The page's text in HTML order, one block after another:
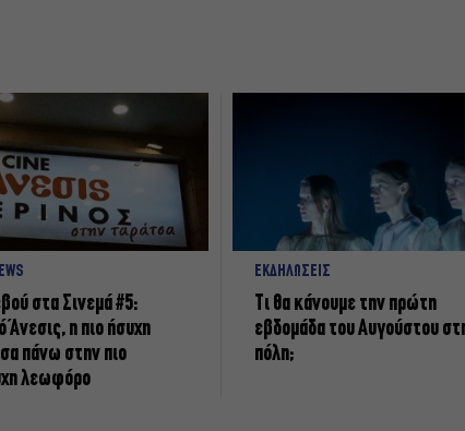
στα Σινεμά #5:
Άνεσις, η πιο ήσυχη
πάνω στην πιο
λεωφόρο
ΕΚΔΗΛΩΣΕΙΣ
Τι θα κάνουμε την πρώτη
εβδομάδα του Αυγούστου
πόλη;